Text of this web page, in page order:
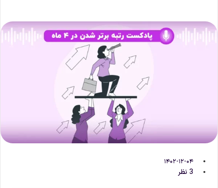
۱۴۰۲-۱۲-۰۴
3 نظر